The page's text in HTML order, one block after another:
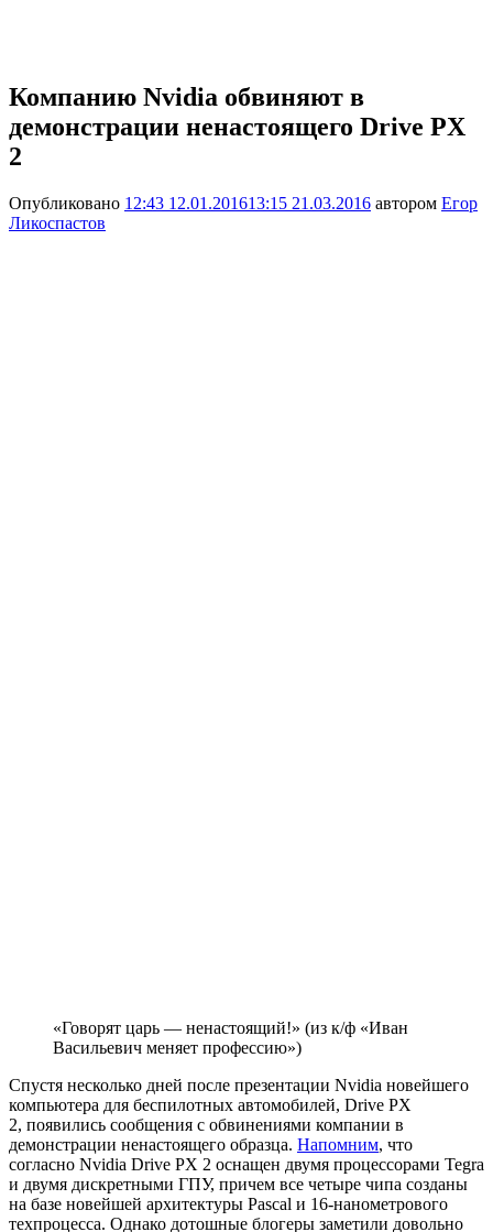
Компанию Nvidia обвиняют в
демонстрации ненастоящего Drive PX
2
Опубликовано 12:43 12.01.201613:15 21.03.2016 автором Егор
Ликоспастов
«Говорят царь — ненастоящий!» (из к/ф «Иван
Васильевич меняет профессию»)
Спустя несколько дней после презентации Nvidia новейшего
компьютера для беспилотных автомобилей, Drive PX
2, появились сообщения с обвинениями компании в
демонстрации ненастоящего образца. Напомним, что
согласно Nvidia Drive PX 2 оснащен двумя процессорами Tegra
и двумя дискретными ГПУ, причем все четыре чипа созданы
на базе новейшей архитектуры Pascal и 16-нанометрового
техпроцесса. Однако дотошные блогеры заметили довольно